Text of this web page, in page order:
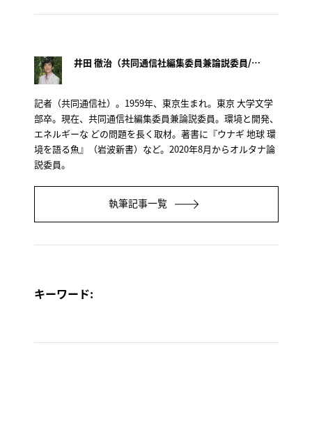
井田 徹治（共同通信社編集委員兼論説委員/オルタナ論説委員）
記者（共同通信社）。1959年、東京生まれ。東京 大学文学
部卒。現在、共同通信社編集委員兼論説委員。環境と開発、
エネルギーな どの問題を長く取材。著書に『ウナギ 地球 環
境を語る魚』（岩波新書）など。2020年8月からオルタナ論
説委員。
執筆記事一覧
キーワード: